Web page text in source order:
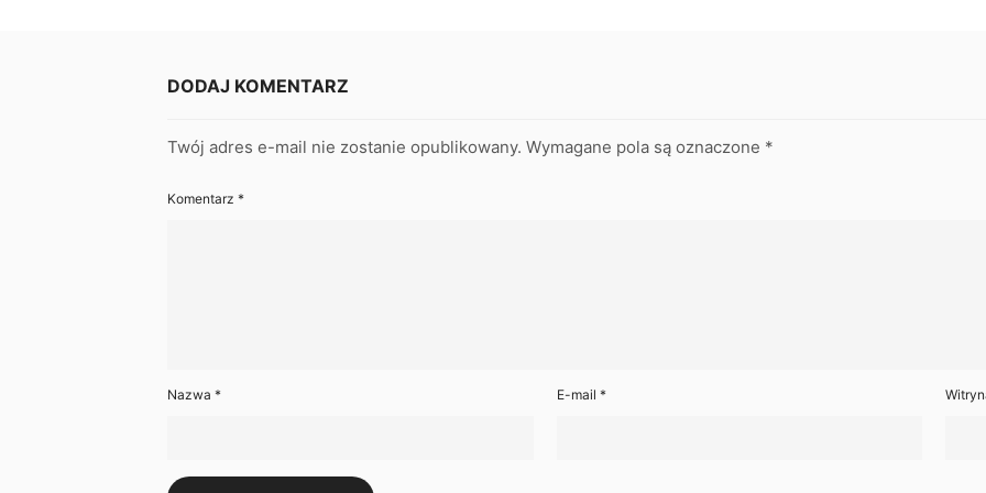
DODAJ KOMENTARZ
Twój adres e-mail nie zostanie opublikowany. Wymagane pola są oznaczone *
Komentarz *
Nazwa * E-mail *